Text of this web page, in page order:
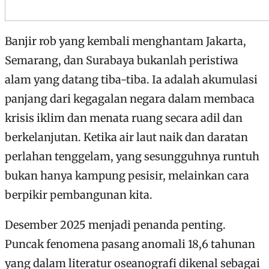
Banjir rob yang kembali menghantam Jakarta,
Semarang, dan Surabaya bukanlah peristiwa
alam yang datang tiba-tiba. Ia adalah akumulasi
panjang dari kegagalan negara dalam membaca
krisis iklim dan menata ruang secara adil dan
berkelanjutan. Ketika air laut naik dan daratan
perlahan tenggelam, yang sesungguhnya runtuh
bukan hanya kampung pesisir, melainkan cara
berpikir pembangunan kita.
Desember 2025 menjadi penanda penting.
Puncak fenomena pasang anomali 18,6 tahunan
yang dalam literatur oseanografi dikenal sebagai